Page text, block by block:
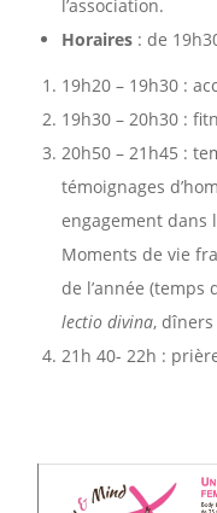
l’association.
Horaires : de
19h20 – 19h30 :
19h30 – 20h30 :
20h50 – 21h45 :
témoignages
engagement dans
Moments de vie
de l’année (temps
lectio divina, dîners
21h 40- 22h :